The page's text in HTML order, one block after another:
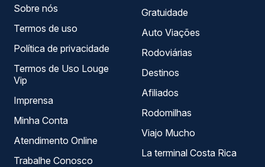
Sobre nós
Termos de uso
Política de privacidade
Termos de Uso Louge
Vip
Imprensa
Minha Conta
Atendimento Online
Trabalhe Conosco
Gratuidade
Auto Viações
Rodoviárias
Destinos
Afiliados
Rodomilhas
Viajo Mucho
La terminal Costa Rica